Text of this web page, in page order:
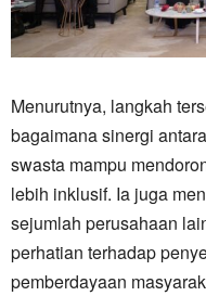
Menurutnya, langkah
bagaimana sinergi
swasta mampu
lebih inklusif. Ia juga
sejumlah perusahaan
perhatian terhadap
pemberdayaan